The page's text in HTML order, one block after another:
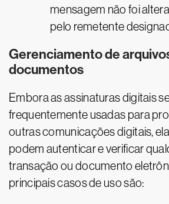
mensagem não foi
pelo remetente
Gerenciamento de
documentos
Embora as assinaturas digitais
frequentemente usadas para
outras comunicações digitais,
podem autenticar e verificar
transação ou documento
principais casos de uso são: